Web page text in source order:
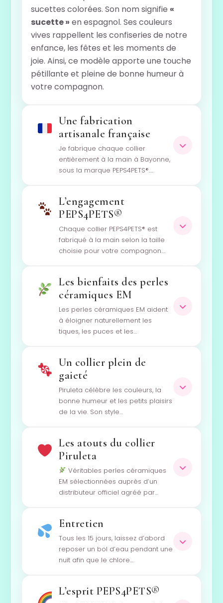
sucettes colorées. Son nom signifie «
sucette » en espagnol. Ses couleurs
vives rappellent les confiseries de notre
enfance, les fêtes et les moments de
joie. Ainsi, ce modèle apporte une touche
pétillante et pleine de bonne humeur à
votre compagnon.
Une fabrication
artisanale française
Je fabrique chaque collier
entièrement à la main à Bayonne,
sous la marque PEPS4PETS®.…
L’engagement
PEPS4PETS®
Chaque collier PEPS4PETS® est
fabriqué à la main selon la taille
choisie pour votre compagnon.…
Les bienfaits des perles
céramiques EM
Les perles céramiques EM aident
à éloigner naturellement les
tiques, les puces et les…
Un collier plein de
gaieté
Piruleta célèbre les couleurs, la
bonne humeur et les petits plaisirs
de la vie. Son style…
Les atouts du collier
Piruleta
Véritables perles céramiques
EM sélectionnées auprès d’un
distributeur officiel agréé par…
Entretien
Tous les 15 jours, laissez d’abord
reposer un bol d’eau pendant une
nuit afin que le chlore…
L’esprit PEPS4PETS®